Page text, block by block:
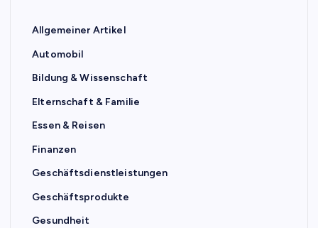
Allgemeiner Artikel
Automobil
Bildung & Wissenschaft
Elternschaft & Familie
Essen & Reisen
Finanzen
Geschäftsdienstleistungen
Geschäftsprodukte
Gesundheit